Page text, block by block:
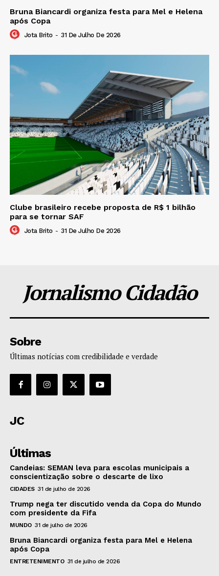
Bruna Biancardi organiza festa para Mel e Helena
após Copa
Jota Brito - 31 De Julho De 2026
Clube brasileiro recebe proposta de R$ 1 bilhão
para se tornar SAF
Jota Brito - 31 De Julho De 2026
Jornalismo Cidadão
Sobre
Últimas notícias com credibilidade e verdade
JC
Últimas
Candeias: SEMAN leva para escolas municipais a
conscientização sobre o descarte de lixo
CIDADES 31 de julho de 2026
Trump nega ter discutido venda da Copa do Mundo
com presidente da Fifa
MUNDO 31 de julho de 2026
Bruna Biancardi organiza festa para Mel e Helena
após Copa
ENTRETENIMENTO 31 de julho de 2026